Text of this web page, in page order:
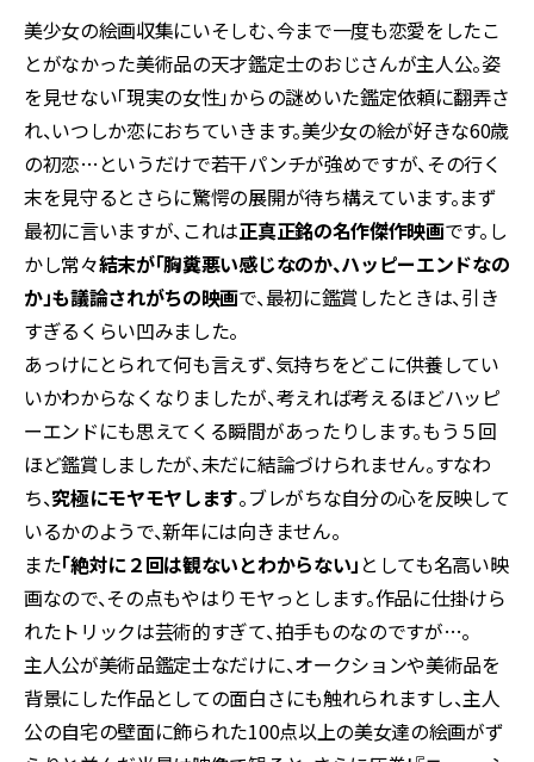
美少女の絵画収集にいそしむ、今まで一度も恋愛をしたこ
とがなかった美術品の天才鑑定士のおじさんが主人公。姿
を見せない「現実の女性」からの謎めいた鑑定依頼に翻弄さ
れ、いつしか恋におちていきます。美少女の絵が好きな60歳
の初恋…というだけで若干パンチが強めですが、その行く
末を見守るとさらに驚愕の展開が待ち構えています。まず
最初に言いますが、これは正真正銘の名作傑作映画です。し
かし常々結末が「胸糞悪い感じなのか、ハッピーエンドなの
か」も議論されがちの映画で、最初に鑑賞したときは、引き
すぎるくらい凹みました。
あっけにとられて何も言えず、気持ちをどこに供養してい
いかわからなくなりましたが、考えれば考えるほどハッピ
ーエンドにも思えてくる瞬間があったりします。もう５回
ほど鑑賞しましたが、未だに結論づけられません。すなわ
ち、究極にモヤモヤします。ブレがちな自分の心を反映して
いるかのようで、新年には向きません。
また「絶対に２回は観ないとわからない」 としても名高い映
画なので、その点もやはりモヤっとします。作品に仕掛けら
れたトリックは芸術的すぎて、拍手ものなのですが…。
主人公が美術品鑑定士なだけに、オークションや美術品を
背景にした作品としての面白さにも触れられますし、主人
公の自宅の壁面に飾られた100点以上の美女達の絵画がず